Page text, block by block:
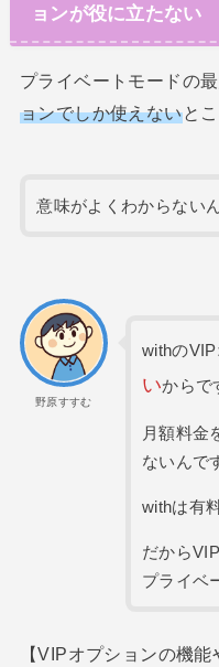
ョンが役に立たない
プライベートモードの
ョンでしか使えないとこ
意味がよくわからない
野原すすむ
withの
いからで
月額料金
ないんで
withは有
だから
プライベ
【VIPオプションの機